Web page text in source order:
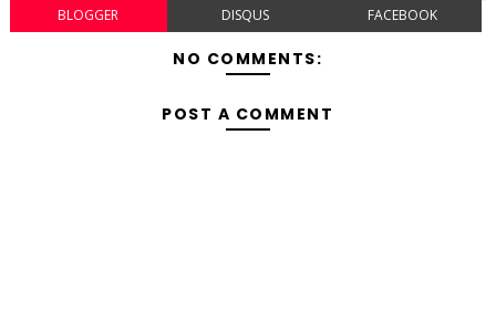
BLOGGER DISQUS FACEBOOK
NO COMMENTS:
POST A COMMENT